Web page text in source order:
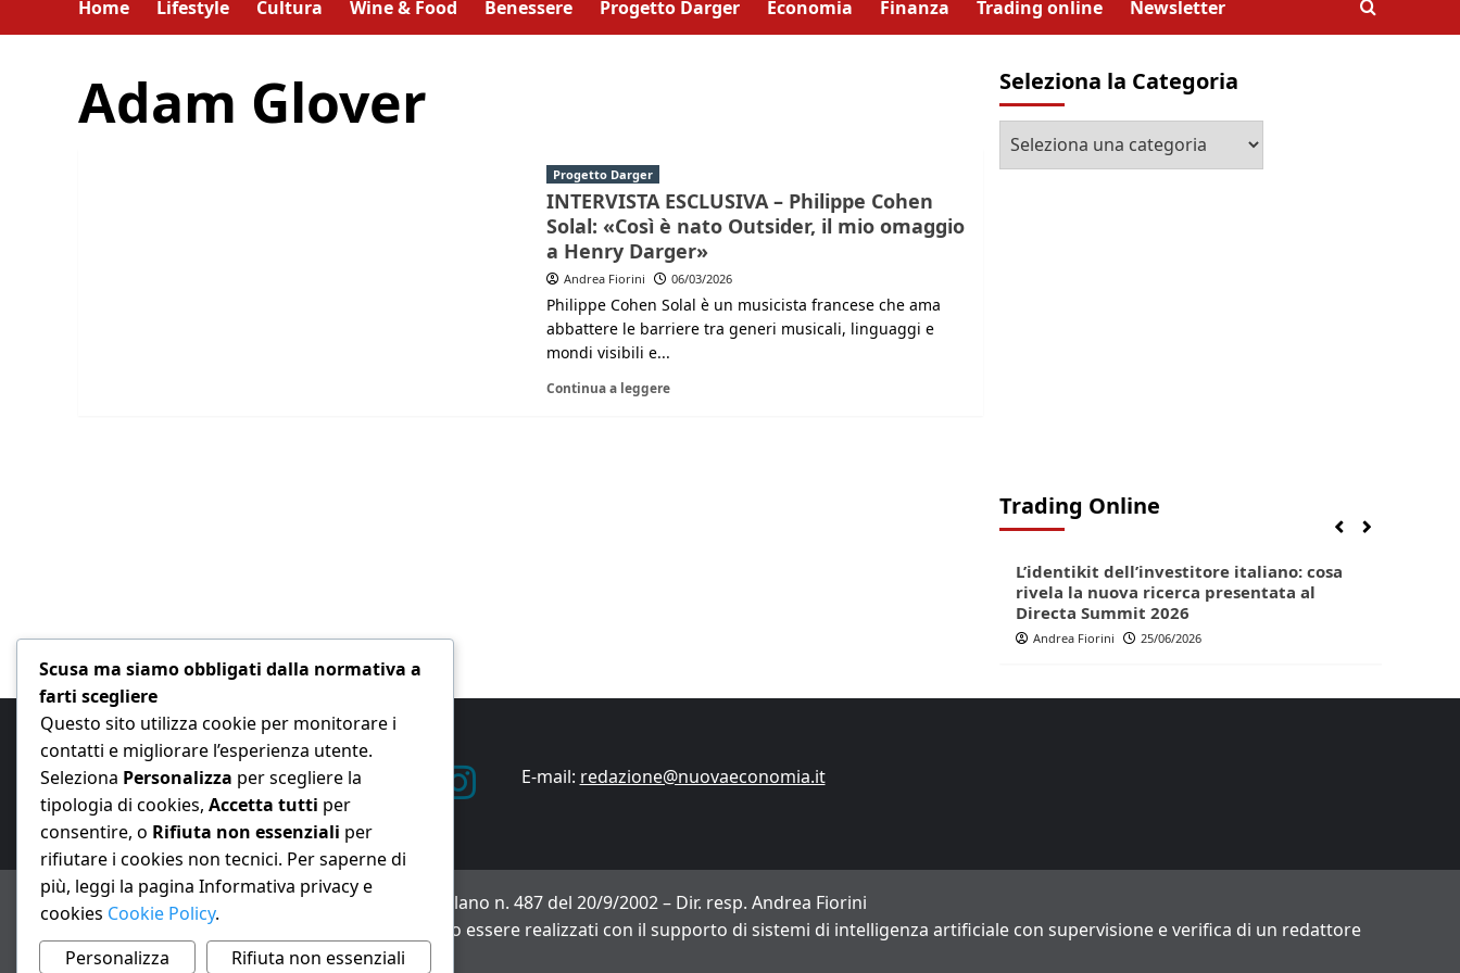
Home Lifestyle Cultura Wine & Food Benessere Progetto Darger Economia Finanza Trading online Newsletter
Adam Glover
Progetto Darger
INTERVISTA ESCLUSIVA – Philippe Cohen
Solal: «Così è nato Outsider, il mio omaggio
a Henry Darger»
Andrea Fiorini 06/03/2026
Philippe Cohen Solal è un musicista francese che ama
abbattere le barriere tra generi musicali, linguaggi e
mondi visibili e...
Continua a leggere
Seleziona la Categoria
Seleziona
la
Trading Online
Finanza Lifestyle Trading online
L’identikit dell’investitore italiano: cosa
rivela la nuova ricerca presentata al
Directa Summit 2026
Andrea Fiorini 25/06/2026
E-mail: redazione@nuovaeconomia.it
ANNO XXIII – Testata giornalistica reg. Trib. Milano n. 487 del 20/9/2002 – Dir. resp. Andrea Fiorini
Avviso IA: alcuni articoli di questo sito possono essere realizzati con il supporto di sistemi di intelligenza artificiale con supervisione e verifica di un redattore
Informativa privacy e cookie
Scusa ma siamo obbligati dalla normativa a
farti scegliere
Questo sito utilizza cookie per monitorare i
contatti e migliorare l’esperienza utente.
Seleziona Personalizza per scegliere la
tipologia di cookies, Accetta tutti per
consentire, o Rifiuta non essenziali per
rifiutare i cookies non tecnici. Per saperne di
più, leggi la pagina Informativa privacy e
cookies Cookie Policy.
Personalizza
Rifiuta non essenziali